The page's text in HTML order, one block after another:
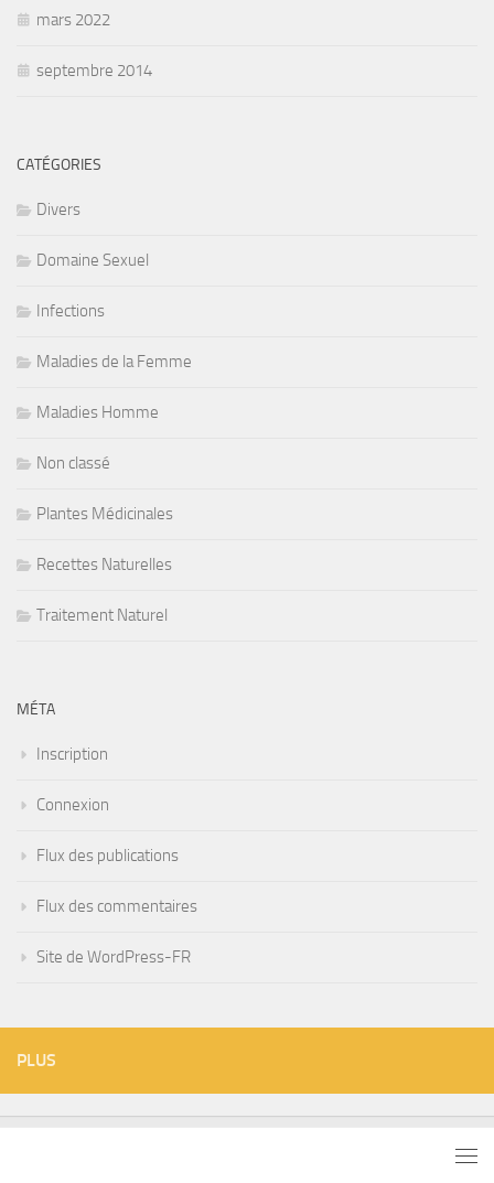
mars 2022
septembre 2014
CATÉGORIES
Divers
Domaine Sexuel
Infections
Maladies de la Femme
Maladies Homme
Non classé
Plantes Médicinales
Recettes Naturelles
Traitement Naturel
MÉTA
Inscription
Connexion
Flux des publications
Flux des commentaires
Site de WordPress-FR
PLUS